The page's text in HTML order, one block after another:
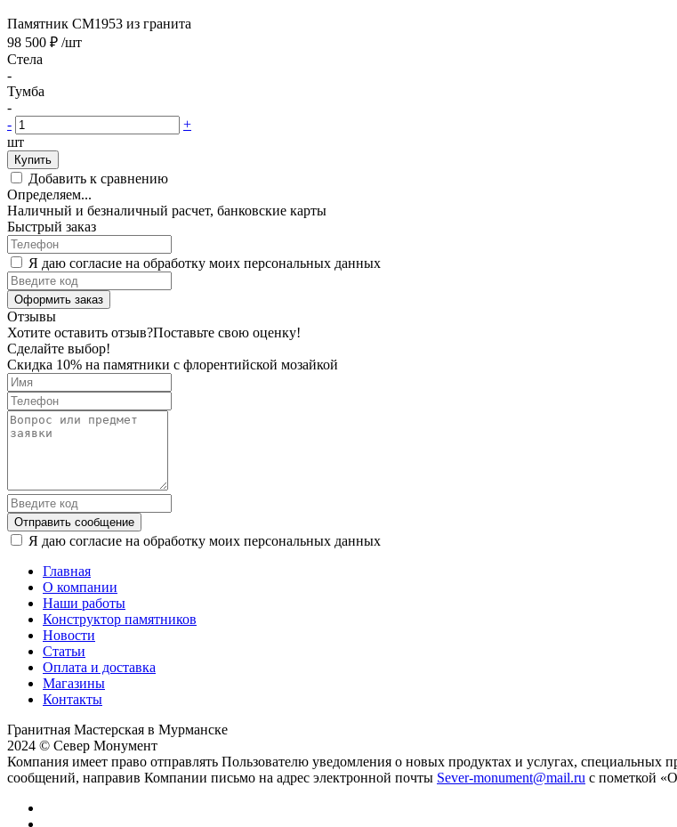
Памятник CM1953 из гранита
98 500 ₽ /шт
Стела
-
Тумба
-
-
+
шт
Купить
Добавить к сравнению
Определяем...
Наличный и безналичный расчет, банковские карты
Быстрый заказ
Я даю согласие на обработку моих персональных данных
Оформить заказ
Отзывы
Хотите оставить отзыв?Поставьте свою оценку!
Сделайте выбор!
Скидка 10% на памятники с флорентийской мозайкой
Отправить сообщение
Я даю согласие на обработку моих персональных данных
Главная
О компании
Наши работы
Конструктор памятников
Новости
Статьи
Оплата и доставка
Магазины
Контакты
Гранитная Мастерская в Мурманске
2024 © Север Монумент
Компания имеет право отправлять Пользователю уведомления о новых продуктах и услугах, специальных
сообщений, направив Компании письмо на адрес электронной почты Sever-monument@mail.ru с пометкой